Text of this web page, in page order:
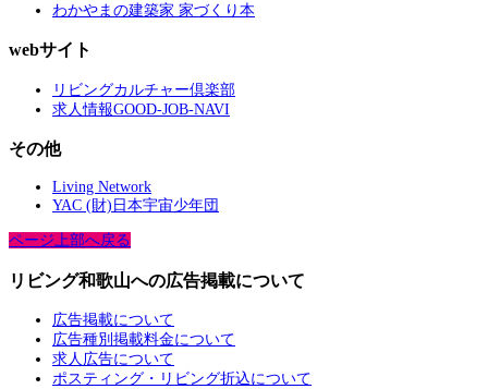
わかやまの建築家 家づくり本
webサイト
リビングカルチャー倶楽部
求人情報GOOD-JOB-NAVI
その他
Living Network
YAC (財)日本宇宙少年団
ページ上部へ戻る
リビング和歌山への広告掲載について
広告掲載について
広告種別掲載料金について
求人広告について
ポスティング・リビング折込について